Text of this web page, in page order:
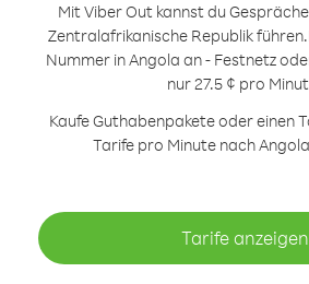
Mit Viber Out kannst du
Zentralafrikanische Republik führen.
Nummer in Angola an - Festnetz
nur 27.5 ¢ pro
Kaufe Guthabenpakete oder einen
Tarife pro Minute nach
Tarife anzeigen